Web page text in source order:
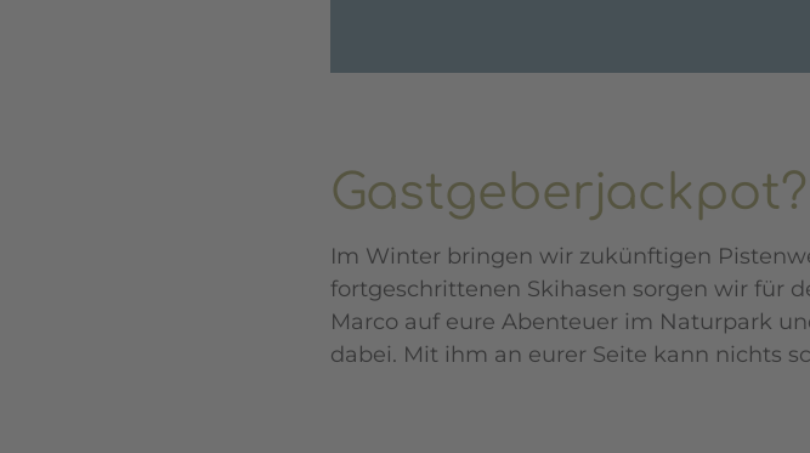
Im Winter bringen wir zukünftigen
fortgeschrittenen Skihasen sorgen wir für
Marco auf eure Abenteuer im Naturpark
dabei. Mit ihm an eurer Seite kann nichts